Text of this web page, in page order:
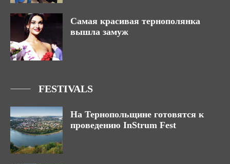
Самая красивая тернополянка
вышла замуж
FESTIVALS
На Тернопольщине готовятся к
проведению InStrum Fest